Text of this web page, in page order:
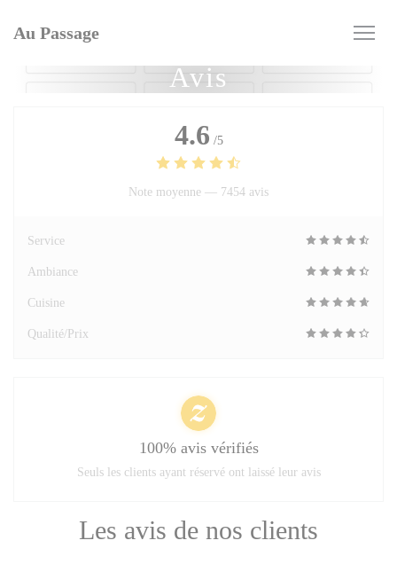
Au Passage
Avis
Les avis de nos clients
4.6 /5
Note moyenne — 7454 avis
Service
Ambiance
Cuisine
Qualité/Prix
100% avis vérifiés
Seuls les clients ayant réservé ont laissé leur avis